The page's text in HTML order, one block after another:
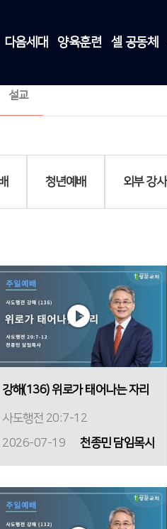
다음세대 양육훈련 셀 공동체
설교
청년예배 외부 강사
강해(136) 위로가 태어나는 자리
사도행전 20:7-12
2026-07-19
천종민 담임목사